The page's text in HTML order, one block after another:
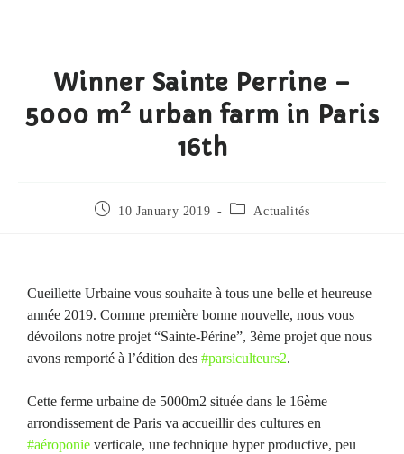
Winner Sainte Perrine –
5000 m² urban farm in Paris
16th
10 January 2019 Actualités
Cueillette Urbaine vous souhaite à tous une belle et heureuse
année 2019. Comme première bonne nouvelle, nous vous
dévoilons notre projet “Sainte-Périne”, 3ème projet que nous
avons remporté à l’édition des #parsiculteurs2.
Cette ferme urbaine de 5000m2 située dans le 16ème
arrondissement de Paris va accueillir des cultures en
#aéroponie verticale, une technique hyper productive, peu